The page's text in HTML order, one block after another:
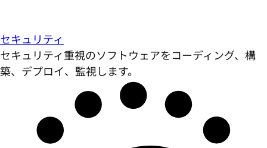
セキュリティ
セキュリティ重視のソフトウェアをコーディング、構
築、デプロイ、監視します。